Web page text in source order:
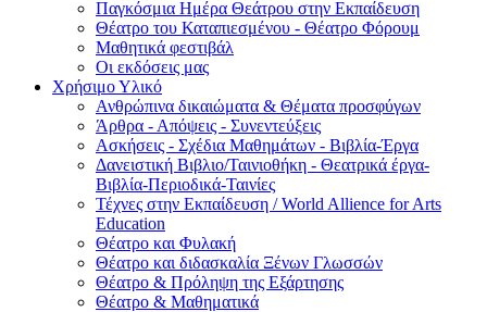
Παγκόσμια Ημέρα Θεάτρου στην Εκπαίδευση
Θέατρο του Καταπιεσμένου - Θέατρο Φόρουμ
Μαθητικά φεστιβάλ
Οι εκδόσεις μας
Χρήσιμο Υλικό
Ανθρώπινα δικαιώματα & Θέματα προσφύγων
Άρθρα - Απόψεις - Συνεντεύξεις
Ασκήσεις - Σχέδια Μαθημάτων - Βιβλία-Έργα
Δανειστική Βιβλιο/Ταινιοθήκη - Θεατρικά έργα-
Βιβλία-Περιοδικά-Ταινίες
Τέχνες στην Εκπαίδευση / World Allience for Arts
Education
Θέατρο και Φυλακή
Θέατρο και διδασκαλία Ξένων Γλωσσών
Θέατρο & Πρόληψη της Εξάρτησης
Θέατρο & Μαθηματικά